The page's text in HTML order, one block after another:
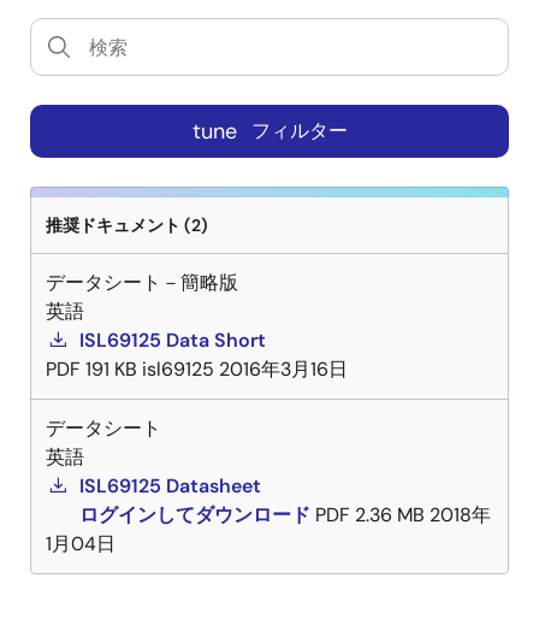
tune フィルター
推奨ドキュメント (2)
データシート－簡略版
英語
ISL69125 Data Short
PDF 191 KB isl69125 2016年3月16日
データシート
英語
ISL69125 Datasheet
ログインしてダウンロード PDF 2.36 MB 2018年
1月04日